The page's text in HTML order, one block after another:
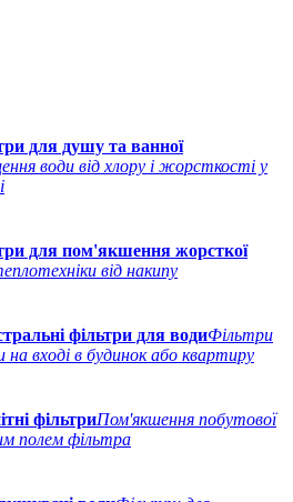
для душу та ванної
води від хлору і жорсткості у
для пом'якшення жорсткої
від накипу
фільтри для водиФільтри
на вході в будинок або квартиру
фільтриПом'якшення побутової
полем фільтра